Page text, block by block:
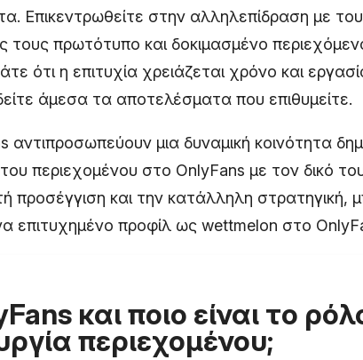
Επικεντρωθείτε στην αλληλεπίδραση με
πρωτότυπο και δοκιμασμένο
ότι η επιτυχία χρειάζεται χρόνο και
άμεσα τα αποτελέσματα που επιθυμείτε.
μια δυναμική κοινότητα
περιεχομένου στο OnlyFans με τον δικό
και την κατάλληλη στρατηγική,
επιτυχημένο προφίλ ως wettmelon στο
και ποιο είναι το
περιεχομένου;